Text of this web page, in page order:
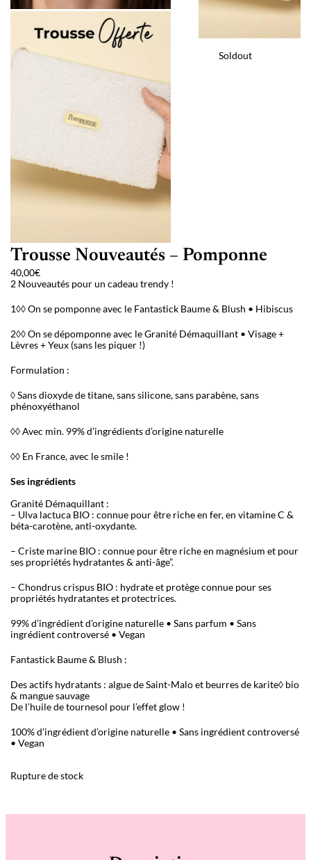
Soldout
Trousse Nouveautés – Pomponne
40,00€
2 Nouveautés pour un cadeau trendy !
1◊◊ On se pomponne avec le Fantastick Baume & Blush • Hibiscus
2◊◊ On se dépomponne avec le Granité Démaquillant • Visage +
Lèvres + Yeux (sans les piquer !)
Formulation :
◊ Sans dioxyde de titane, sans silicone, sans parabène, sans
phénoxyéthanol
◊◊ Avec min. 99% d’ingrédients d’origine naturelle
◊◊ En France, avec le smile !
Ses ingrédients
Granité Démaquillant :
– Ulva lactuca BIO : connue pour être riche en fer, en vitamine C &
béta-carotène, anti-oxydante.
– Criste marine BIO : connue pour être riche en magnésium et pour
ses propriétés hydratantes & anti-âge”.
– Chondrus crispus BIO : hydrate et protège connue pour ses
propriétés hydratantes et protectrices.
99% d’ingrédient d’origine naturelle • Sans parfum • Sans
ingrédient controversé • Vegan
Fantastick Baume & Blush :
Des actifs hydratants : algue de Saint-Malo et beurres de karite◊ bio
& mangue sauvage
De l’huile de tournesol pour l’effet glow !
100% d’ingrédient d’origine naturelle • Sans ingrédient controversé
• Vegan
Rupture de stock